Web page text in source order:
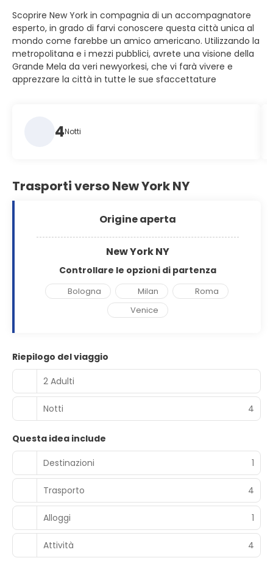
Scoprire New York in compagnia di un accompagnatore
esperto, in grado di farvi conoscere questa città unica al
mondo come farebbe un amico americano. Utilizzando la
metropolitana e i mezzi pubblici, avrete una visione della
Grande Mela da veri newyorkesi, che vi farà vivere e
apprezzare la città in tutte le sue sfaccettature
4Notti
Trasporti verso New York NY
Origine aperta
New York NY
Controllare le opzioni di partenza
Bologna Milan
Roma
Venice
Riepilogo del viaggio
2 Adulti
Notti 4
Questa idea include
Destinazioni
1
Trasporto 4
Alloggi 1
Attività 4